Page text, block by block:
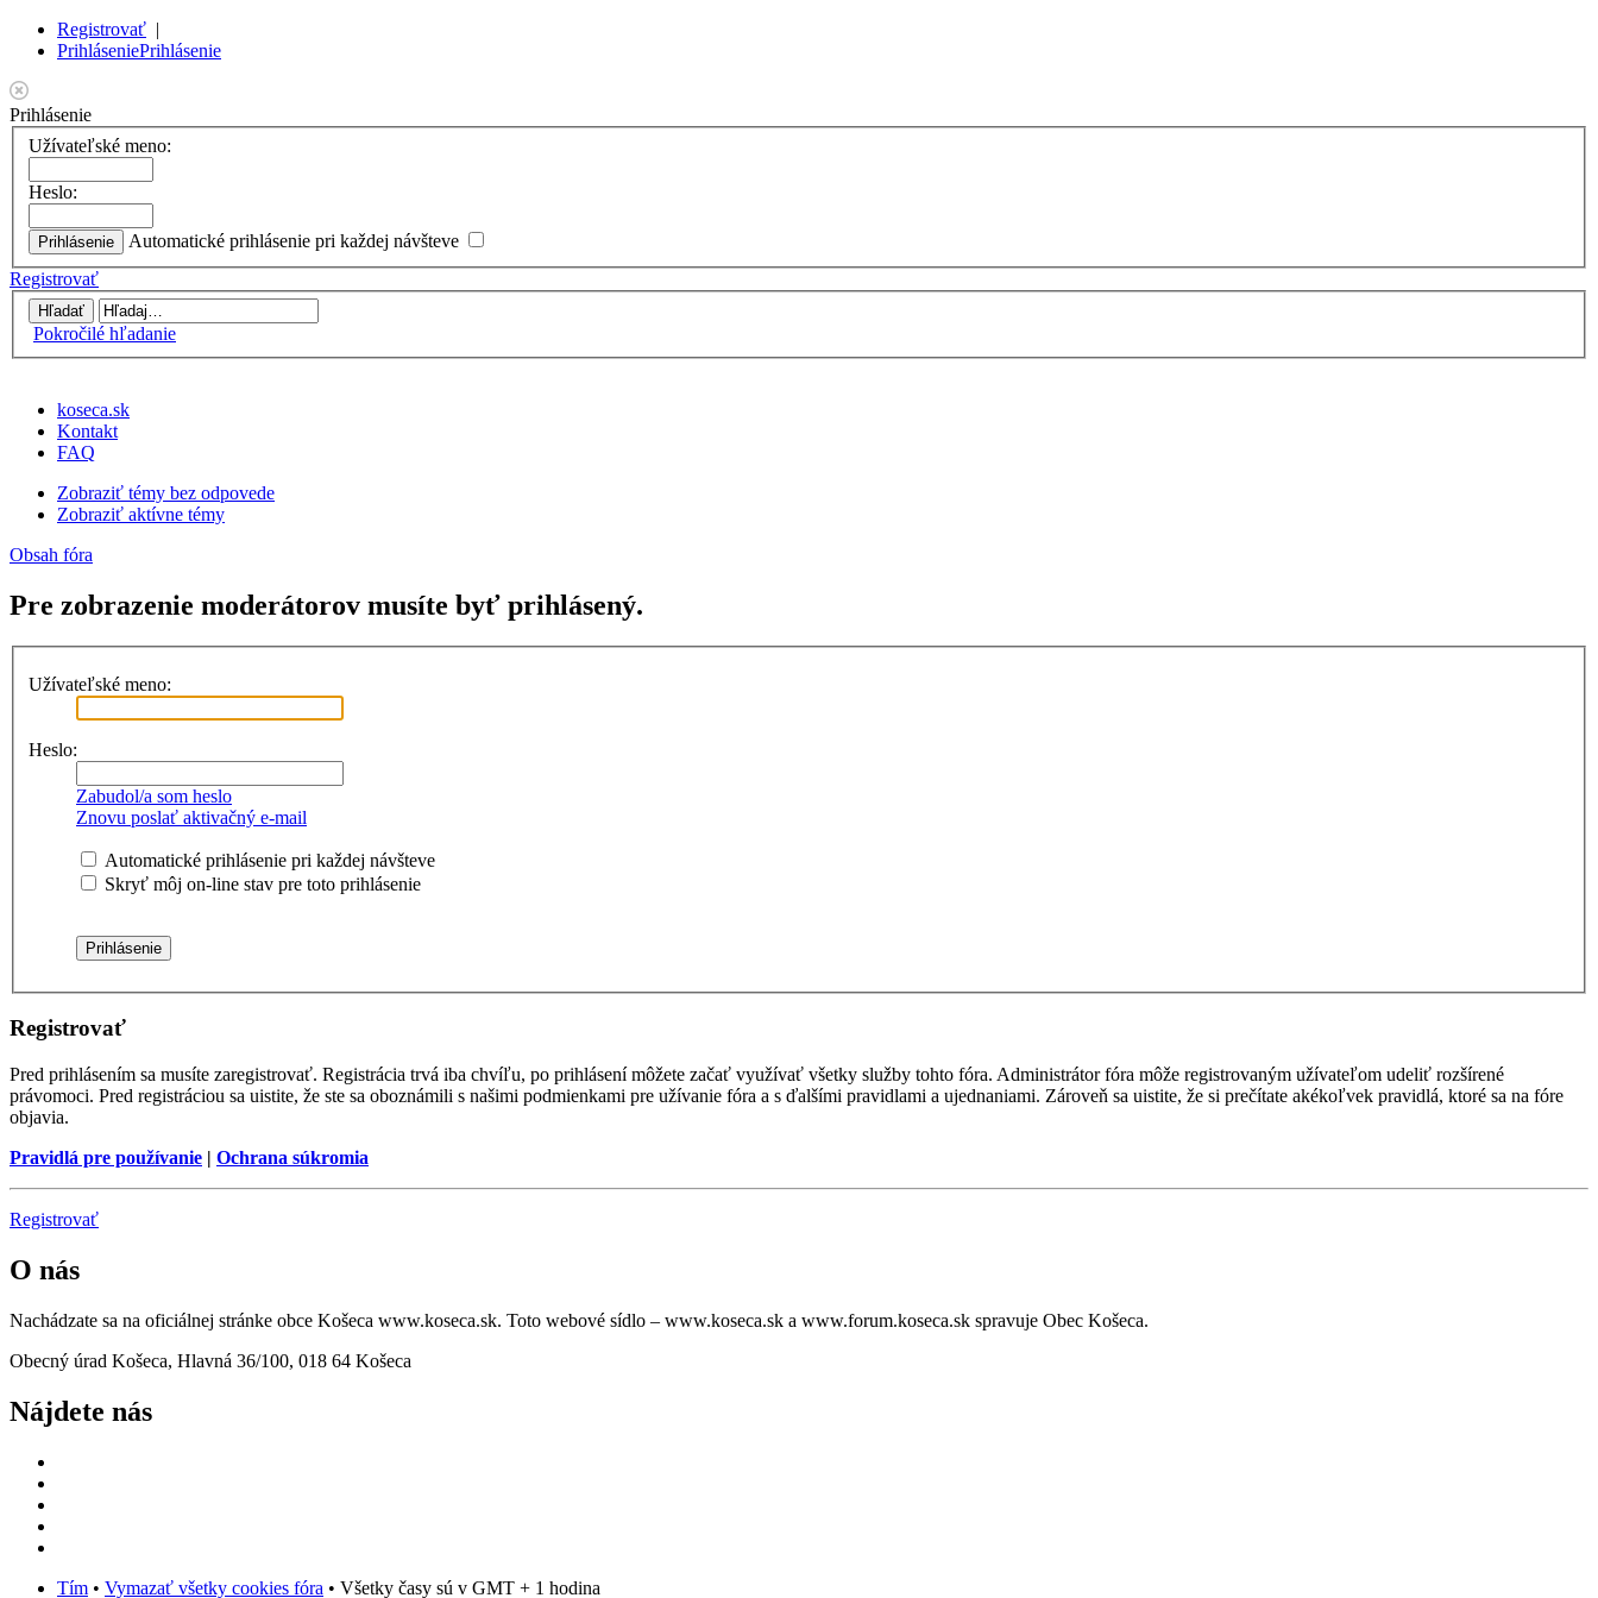
Registrovať |
PrihláseniePrihlásenie
Prihlásenie
Užívateľské meno:
Heslo:
Automatické prihlásenie pri každej návšteve
Registrovať
Pokročilé hľadanie
koseca.sk
Kontakt
FAQ
Zobraziť témy bez odpovede
Zobraziť aktívne témy
Obsah fóra
Pre zobrazenie moderátorov musíte byť prihlásený.
Užívateľské meno:
Heslo:
Zabudol/a som heslo
Znovu poslať aktivačný e-mail
Automatické prihlásenie pri každej návšteve
Skryť môj on-line stav pre toto prihlásenie
Registrovať
Pred prihlásením sa musíte zaregistrovať. Registrácia trvá iba chvíľu, po prihlásení môžete začať využívať všetky služby tohto fóra. Administrátor fóra môže registrovaným užívateľom udeliť rozšírené
právomoci. Pred registráciou sa uistite, že ste sa oboznámili s našimi podmienkami pre užívanie fóra a s ďalšími pravidlami a ujednaniami. Zároveň sa uistite, že si prečítate akékoľvek pravidlá, ktoré sa na fóre
objavia.
Pravidlá pre používanie | Ochrana súkromia
Registrovať
O nás
Nachádzate sa na oficiálnej stránke obce Košeca www.koseca.sk. Toto webové sídlo – www.koseca.sk a www.forum.koseca.sk spravuje Obec Košeca.
Obecný úrad Košeca, Hlavná 36/100, 018 64 Košeca
Nájdete nás
Tím • Vymazať všetky cookies fóra • Všetky časy sú v GMT + 1 hodina